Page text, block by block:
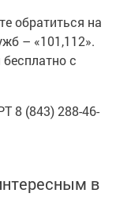
обратиться на
– «101,112».
с
8 (843) 288-46-
в